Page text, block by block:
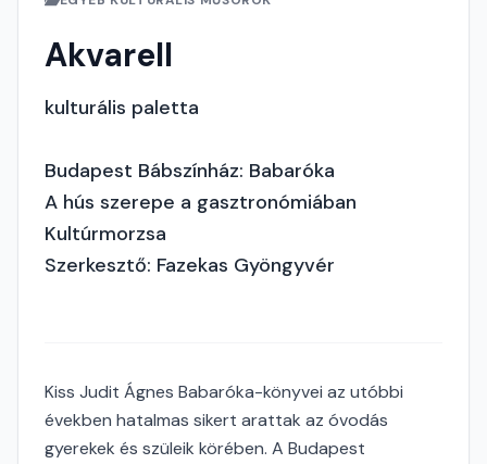
Akvarell
kulturális paletta
Budapest Bábszínház: Babaróka
A hús szerepe a gasztronómiában
Kultúrmorzsa
Szerkesztő: Fazekas Gyöngyvér
Kiss Judit Ágnes Babaróka-könyvei az utóbbi
években hatalmas sikert arattak az óvodás
gyerekek és szüleik körében. A Budapest